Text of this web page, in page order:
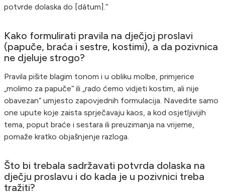
potvrde dolaska do [dátum].“
Kako formulirati pravila na dječjoj proslavi
(papuče, braća i sestre, kostimi), a da pozivnica
ne djeluje strogo?
Pravila pišite blagim tonom i u obliku molbe, primjerice
„molimo za papuče“ ili „rado ćemo vidjeti kostim, ali nije
obavezan“ umjesto zapovjednih formulacija. Navedite samo
one upute koje zaista sprječavaju kaos, a kod osjetljivijih
tema, poput braće i sestara ili preuzimanja na vrijeme,
pomaže kratko objašnjenje razloga.
Što bi trebala sadržavati potvrda dolaska na
dječju proslavu i do kada je u pozivnici treba
tražiti?